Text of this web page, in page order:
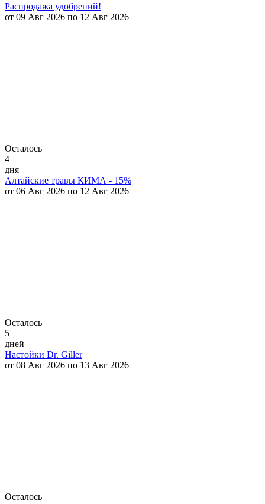
Распродажа удобрений!
от 09 Авг 2026 по 12 Авг 2026
Осталось
4
дня
Алтайские травы КИМА - 15%
от 06 Авг 2026 по 12 Авг 2026
Осталось
5
дней
Настойки Dr. Giller
от 08 Авг 2026 по 13 Авг 2026
Осталось